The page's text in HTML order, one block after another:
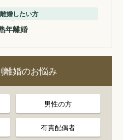
婚したい方
年離婚
離婚のお悩み
男性の方
有責配偶者